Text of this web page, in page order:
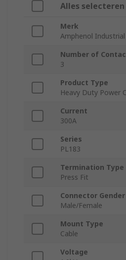
Alles selecteren
Merk
Amphenol Industrial
Number of
3
Product Type
Heavy Duty Power
Current
300A
Series
PL183
Termination Type
Press Fit
Connector Gender
Male/Female
Mount Type
Cable
Voltage